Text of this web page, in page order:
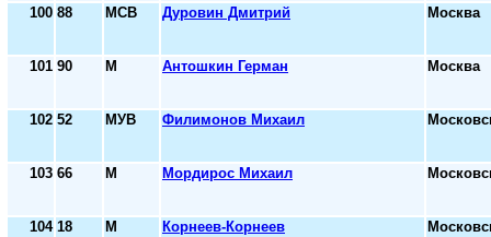
100 88 МСВ Дуровин Дмитрий Москва
101 90 М Антошкин Герман Москва
102 52 МУВ Филимонов Михаил
103 66 М Мордирос Михаил
104 18 М Корнеев-Корнеев